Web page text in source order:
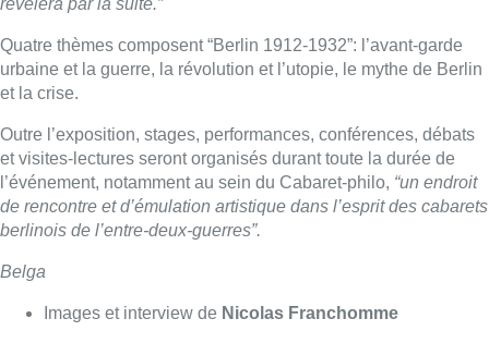
Lire aussi :
Saint-Géry : un ancien bras de la
Senne et une ancienne brasserie
classés au patrimoine bruxellois